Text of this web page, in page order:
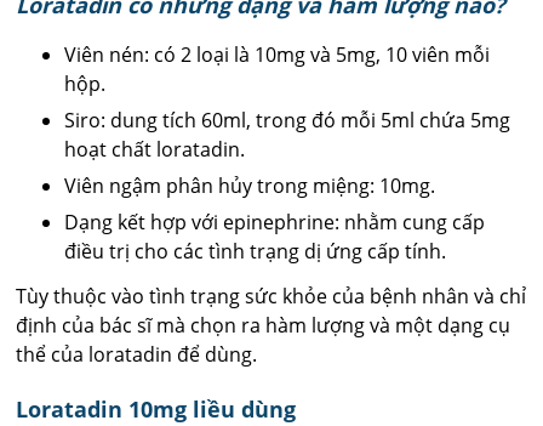
Viên nén: có 2 loại là 10mg và 5mg, 10 viên mỗi
hộp.
Siro: dung tích 60ml, trong đó mỗi 5ml chứa 5mg
hoạt chất loratadin.
Viên ngậm phân hủy trong miệng: 10mg.
Dạng kết hợp với epinephrine: nhằm cung cấp
điều trị cho các tình trạng dị ứng cấp tính.
Tùy thuộc vào tình trạng sức khỏe của bệnh nhân và chỉ
định của bác sĩ mà chọn ra hàm lượng và một dạng cụ
thể của loratadin để dùng.
Loratadin 10mg liều dùng